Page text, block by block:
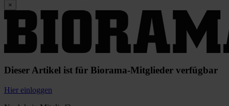
×
Dieser Artikel ist für Biorama-Mitglieder verfügbar
Hier einloggen